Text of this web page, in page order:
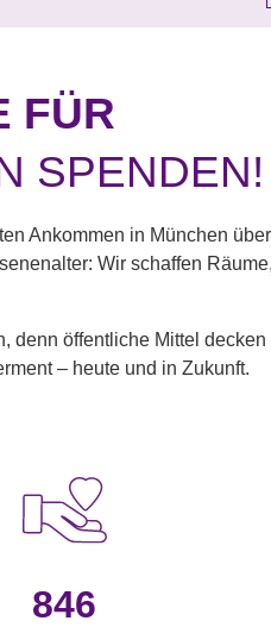
FÜR
SPENDEN!
Ankommen in München
Wir schaffen
öffentliche Mittel
– heute und in Zukunft.
846